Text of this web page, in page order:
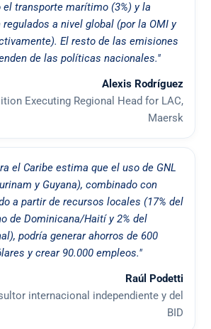
el transporte marítimo (3%) y la
a nivel global (por la OMI y
El resto de las emisiones
de las políticas nacionales."
Alexis Rodríguez
Executing Regional Head for LAC,
Maersk
el Caribe estima que el uso de GNL
y Guyana), combinado con
a partir de recursos locales (17% del
de Dominicana/Haití y 2% del
podría generar ahorros de 600
y crear 90.000 empleos."
Raúl Podetti
internacional independiente y del
BID